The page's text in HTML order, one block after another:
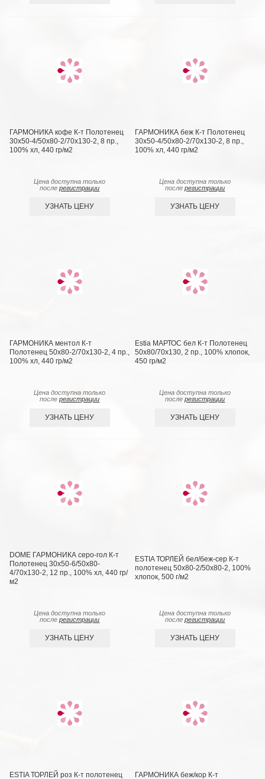
ГАРМОНИКА кофе К-т Полотенец
30х50-4/50х80-2/70х130-2, 8 пр.,
100% хл, 440 гр/м2
Цена доступна только
послерегистрации
УЗНАТЬ ЦЕНУ
ГАРМОНИКА беж К-т Полотенец
30х50-4/50х80-2/70х130-2, 8 пр.,
100% хл, 440 гр/м2
Цена доступна только
послерегистрации
УЗНАТЬ ЦЕНУ
ГАРМОНИКА ментол К-т
Полотенец 50х80-2/70х130-2, 4 пр.,
100% хл, 440 гр/м2
Цена доступна только
послерегистрации
УЗНАТЬ ЦЕНУ
Estia МАРТОС бел К-т Полотенец
50х80/70х130, 2 пр., 100% хлопок,
450 гр/м2
Цена доступна только
послерегистрации
УЗНАТЬ ЦЕНУ
DOME ГАРМОНИКА серо-гол К-т
Полотенец 30х50-6/50х80-
4/70х130-2, 12 пр., 100% хл, 440 гр/
м2
Цена доступна только
послерегистрации
УЗНАТЬ ЦЕНУ
ESTIA ТОРЛЕЙ бел/беж-сер К-т
полотенец 50х80-2/50х80-2, 100%
хлопок, 500 г/м2
Цена доступна только
послерегистрации
УЗНАТЬ ЦЕНУ
ESTIA ТОРЛЕЙ роз К-т полотенец ГАРМОНИКА беж/кор К-т